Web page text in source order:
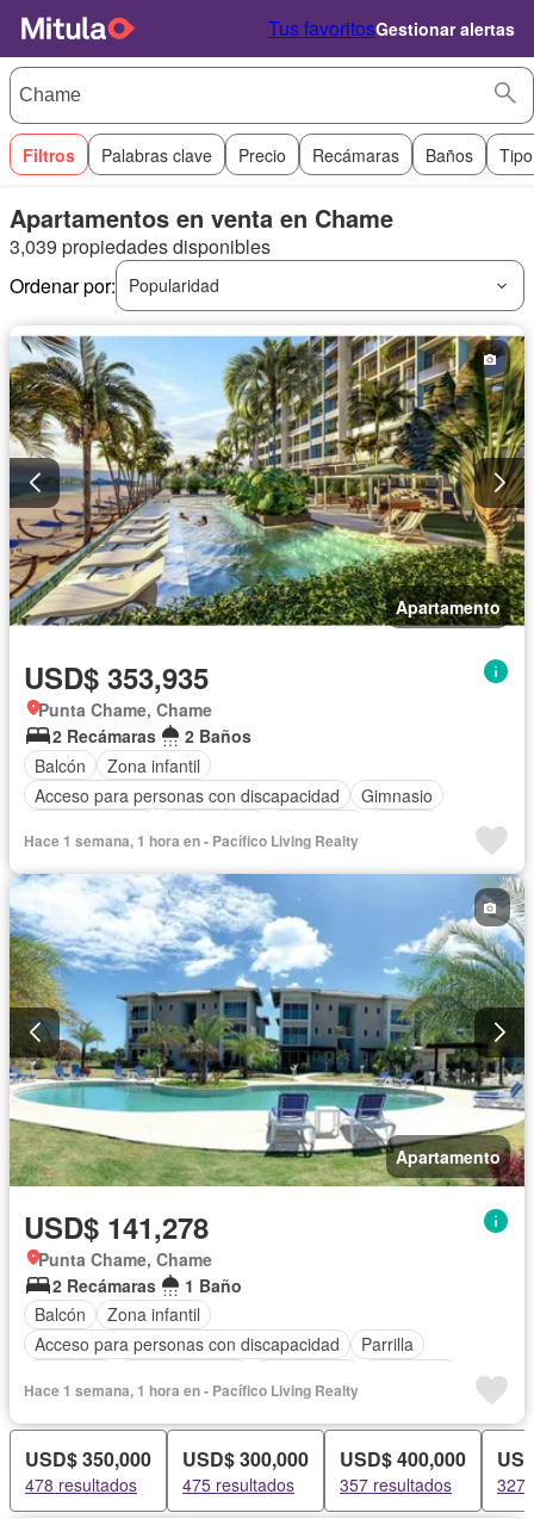
Tus favoritosGestionar alertas
Filtros Palabras clave Precio Recámaras Baños
Apartamentos en venta en Chame
3,039 propiedades disponibles
Ordenar por:
Popularidad
Apartamento
USD$ 353,935
Punta Chame, Chame
2 Recámaras
2 Baños
Balcón
Zona infantil
Acceso para personas con discapacidad
Gimnasio
Hace 1 semana, 1 hora en - Pacífico Living Realty
Apartamento
USD$ 141,278
Punta Chame, Chame
2 Recámaras
1 Baño
Balcón
Zona infantil
Acceso para personas con discapacidad
Parrilla
Hace 1 semana, 1 hora en - Pacífico Living Realty
USD$ 350,000
478 resultados
USD$ 300,000
475 resultados
USD$ 400,000
357 resultados 327